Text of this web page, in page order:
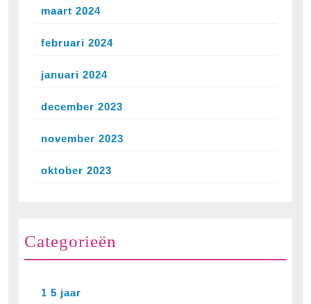
maart 2024
februari 2024
januari 2024
december 2023
november 2023
oktober 2023
Categorieën
1 5 jaar